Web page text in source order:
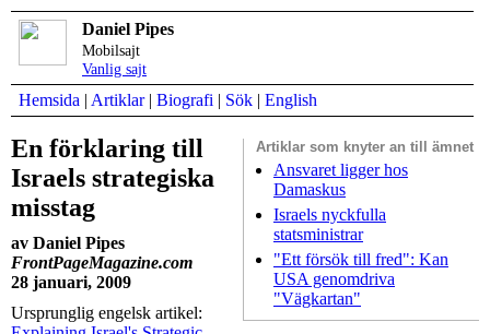
Daniel Pipes
Mobilsajt
Vanlig sajt
Hemsida | Artiklar| Biografi | Sök | English
Artiklar som knyter an till ämnet
Ansvaret ligger hos
Damaskus
Israels nyckfulla
statsministrar
"Ett försök till fred": Kan
USA genomdriva
"Vägkartan"
En förklaring till
Israels strategiska
misstag
av Daniel Pipes
FrontPageMagazine.com
28 januari, 2009
Ursprunglig engelsk artikel: